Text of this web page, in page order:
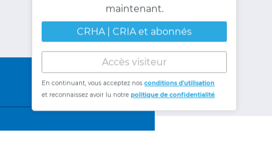
maintenant.
CRHA | CRIA et abonnés
Accès visiteur
En continuant, vous acceptez nosconditions d'utilisation
et reconnaissez avoir lu notrepolitique de confidentialité